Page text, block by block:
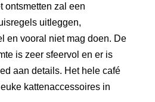
ontsmetten zal een
uitleggen,
en vooral niet mag doen. De
is zeer sfeervol en er is
aan details. Het hele café
kattenaccessoires in